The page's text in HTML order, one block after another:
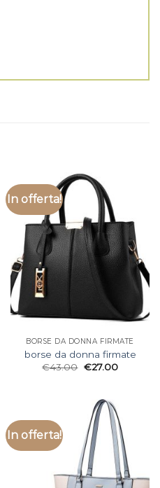
In offerta!
BORSE DA DONNA FIRMATE
borse da donna firmate
€43.00 €27.00
In offerta!